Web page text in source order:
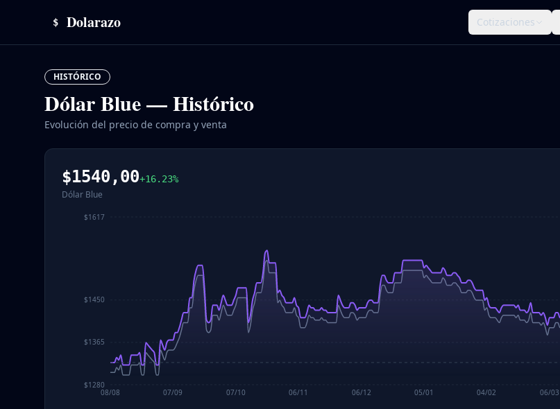
$ Dolarazo Cotizaciones
HISTÓRICO
Dólar Blue — Histórico
Evolución del precio de compra y venta
$1540,00+16.23%
Dólar Blue
08/08 07/09 07/10 06/11 06/12 05/01 04/02 06/03
$1280
$1365
$1450
$1617